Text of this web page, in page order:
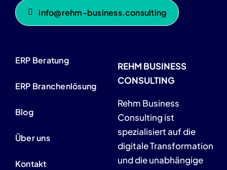
info@rehm-business.consulting
ERP Beratung
ERP Branchenlösung
Blog
Über uns
Kontakt
REHM BUSINESS
CONSULTING
Rehm Business
Consulting ist
spezialisiert auf die
digitale Transformation
und die unabhängige